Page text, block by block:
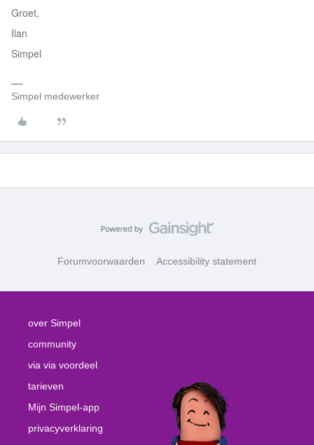
Groet,
Ilan
Simpel
Simpel medewerker
Forumvoorwaarden Accessibility statement
over Simpel
community
via via voordeel
tarieven
Mijn Simpel-app
privacyverklaring